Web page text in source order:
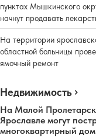
пунктах Мышкинского
начнут продавать
На территории
областной больницы
ямочный ремонт
Недвижимость
На Малой
Ярославле могут
многоквартирный дом